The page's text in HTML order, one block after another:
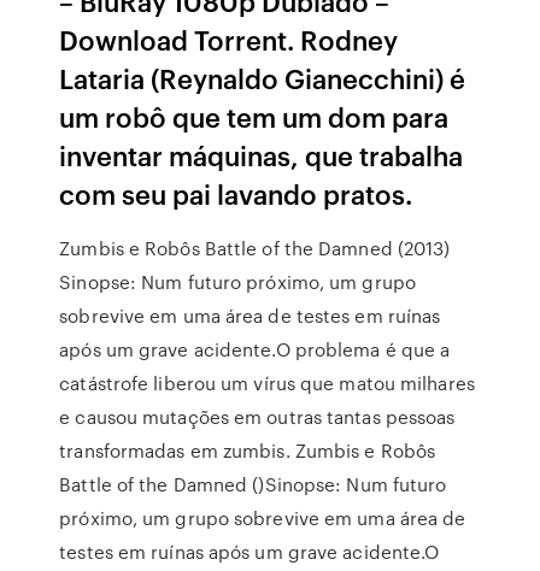
Download Torrent. Rodney
Lataria (Reynaldo Gianecchini) é
um robô que tem um dom para
inventar máquinas, que trabalha
com seu pai lavando pratos.
Zumbis e Robôs Battle of the Damned (2013)
Sinopse: Num futuro próximo, um grupo
sobrevive em uma área de testes em ruínas
após um grave acidente.O problema é que a
catástrofe liberou um vírus que matou milhares
e causou mutações em outras tantas pessoas
transformadas em zumbis. Zumbis e Robôs
Battle of the Damned ()Sinopse: Num futuro
próximo, um grupo sobrevive em uma área de
testes em ruínas após um grave acidente.O